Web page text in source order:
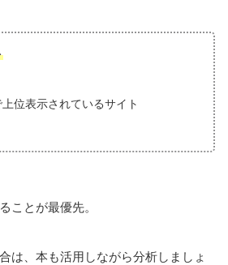
位表示されているサイト
ことが最優先。
は、本も活用しながら分析しましょ